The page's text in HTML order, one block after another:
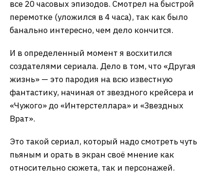
все 20 часовых эпизодов. Смотрел на быстрой
перемотке (уложился в 4 часа), так как было
банально интересно, чем дело кончится.
И в определенный момент я восхитился
создателями сериала. Дело в том, что «Другая
жизнь» — это пародия на всю известную
фантастику, начиная от звездного крейсера и
«Чужого» до «Интерстеллара» и «Звездных
Врат».
Это такой сериал, который надо смотреть чуть
пьяным и орать в экран своё мнение как
относительно сюжета, так и персонажей.